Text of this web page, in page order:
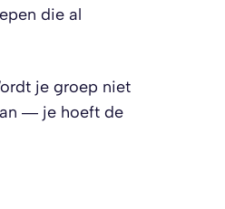
die al
je groep niet
— je hoeft de